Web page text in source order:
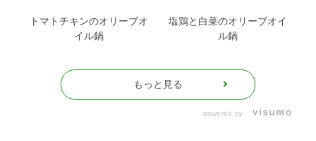
トマトチキンのオリーブオ
イル鍋
塩鶏と白菜のオリーブオイ
ル鍋
もっと見る
powered by